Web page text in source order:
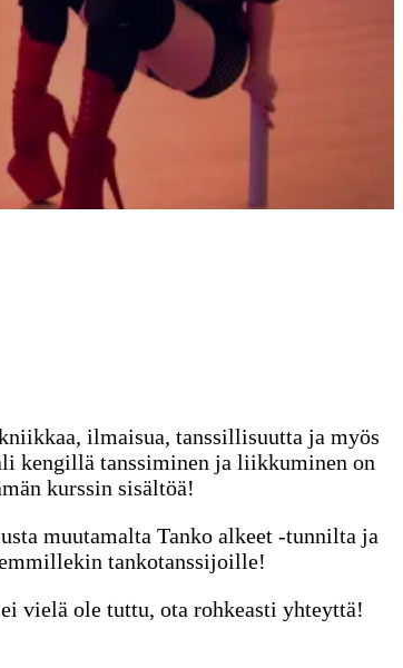
ilmaisua, tanssillisuutta ja myös
kengillä tanssiminen ja liikkuminen on
kurssin sisältöä!
muutamalta Tanko alkeet -tunnilta ja
tankotanssijoille!
vielä ole tuttu, ota rohkeasti yhteyttä!